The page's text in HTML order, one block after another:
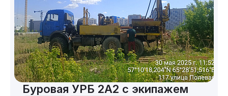
Буровая УРБ 2А2 с экипажем